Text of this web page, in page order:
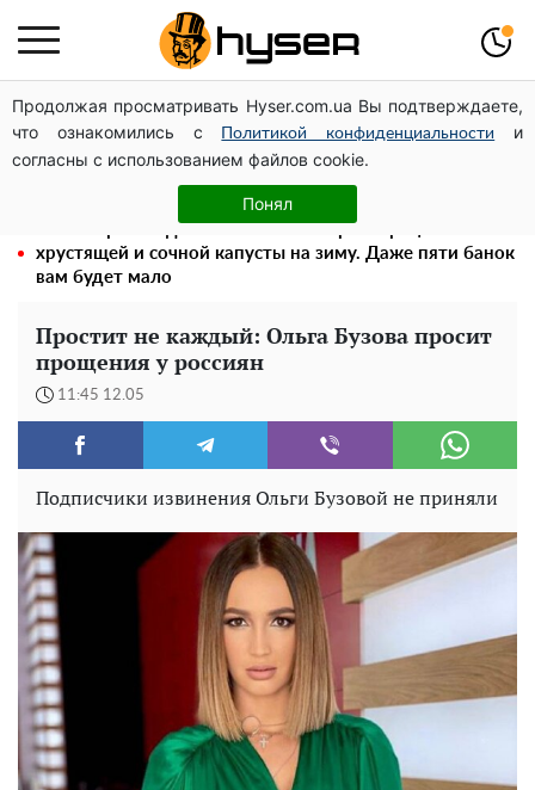
Продолжая просматривать Hyser.com.ua Вы подтверждаете,
что ознакомились с
Политикой конфиденциальности
и
согласны с использованием файлов cookie.
Понял
Голая Елена Тополя в интересных позах заставила
отвисать челюсти: слив видео – было только началом
Как участник боевых действий может оформить
льготу на оплату коммунальных услуг: инструкция
хрустящей и сочной капусты на зиму. Даже пяти банок
вам будет мало
Простит не каждый: Ольга Бузова просит
прощения у россиян
11:45 12.05
Подписчики извинения Ольги Бузовой не приняли